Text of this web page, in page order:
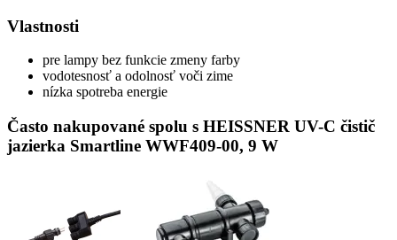
Vlastnosti
pre lampy bez funkcie zmeny farby
vodotesnosť a odolnosť voči zime
nízka spotreba energie
Často nakupované spolu s HEISSNER UV-C čistič
jazierka Smartline WWF409-00, 9 W